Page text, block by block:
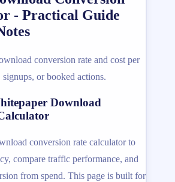
- Practical Guide
conversion rate and cost per
or booked actions.
Download
conversion rate calculator to
compare traffic performance, and
from spend. This page is built for